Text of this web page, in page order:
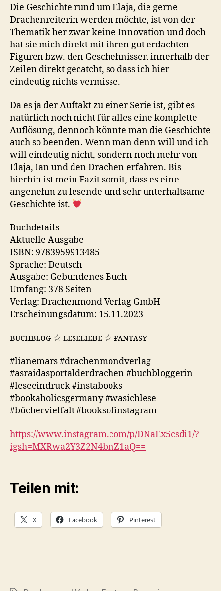
Die Geschichte rund um Elaja, die gerne
Drachenreiterin werden möchte, ist von der
Thematik her zwar keine Innovation und doch
hat sie mich direkt mit ihren gut erdachten
Figuren bzw. den Geschehnissen innerhalb der
Zeilen direkt gecatcht, so dass ich hier
eindeutig nichts vermisse.
Da es ja der Auftakt zu einer Serie ist, gibt es
natürlich noch nicht für alles eine komplette
Auflösung, dennoch könnte man die Geschichte
auch so beenden. Wenn man denn will und ich
will eindeutig nicht, sondern noch mehr von
Elaja, Ian und den Drachen erfahren. Bis
hierhin ist mein Fazit somit, dass es eine
angenehm zu lesende und sehr unterhaltsame
Geschichte ist.
Buchdetails
Aktuelle Ausgabe
ISBN: 9783959913485
Sprache: Deutsch
Ausgabe: Gebundenes Buch
Umfang: 378 Seiten
Verlag: Drachenmond Verlag GmbH
Erscheinungsdatum: 15.11.2023
ʙᴜᴄʜʙʟᴏɢ ☆ ʟᴇsᴇʟɪᴇʙᴇ ☆ ғᴀɴᴛᴀsʏ
#lianemars #drachenmondverlag
#asraidasportalderdrachen #buchbloggerin
#leseeindruck #instabooks
#bookaholicsgermany #wasichlese
#büchervielfalt #booksofinstagram
https://www.instagram.com/p/DNaEx5csdi1/?
igsh=MXRwa2Y3Z2N4bnZ1aQ==
Teilen mit:
X Facebook Pinterest